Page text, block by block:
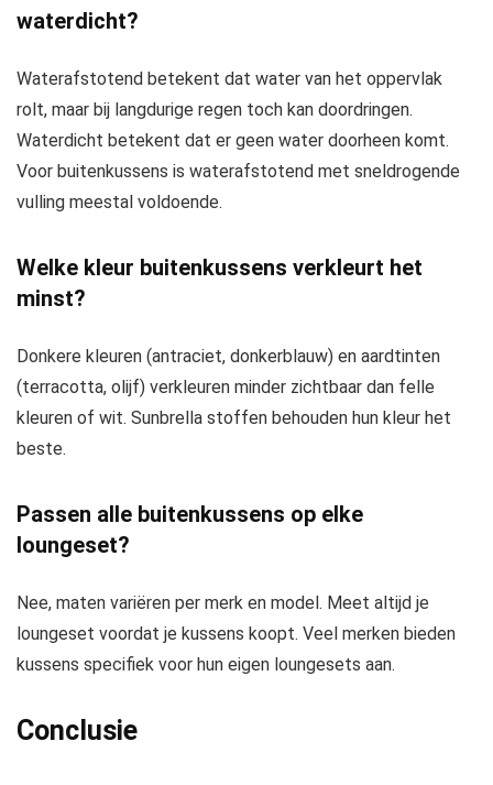
waterdicht?
Waterafstotend betekent dat water van het oppervlak
rolt, maar bij langdurige regen toch kan doordringen.
Waterdicht betekent dat er geen water doorheen komt.
Voor buitenkussens is waterafstotend met sneldrogende
vulling meestal voldoende.
Welke kleur buitenkussens verkleurt het
minst?
Donkere kleuren (antraciet, donkerblauw) en aardtinten
(terracotta, olijf) verkleuren minder zichtbaar dan felle
kleuren of wit. Sunbrella stoffen behouden hun kleur het
beste.
Passen alle buitenkussens op elke
loungeset?
Nee, maten variëren per merk en model. Meet altijd je
loungeset voordat je kussens koopt. Veel merken bieden
kussens specifiek voor hun eigen loungesets aan.
Conclusie